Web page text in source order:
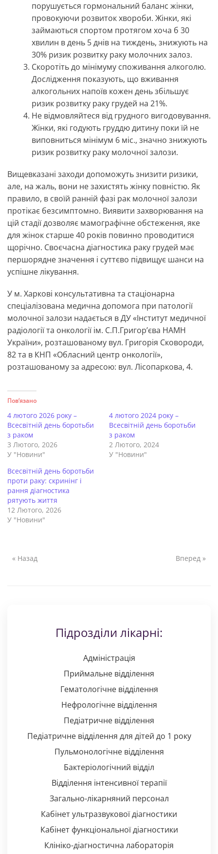
порушується гормональний баланс жінки,
провокуючи розвиток хвороби. Жінки, які
займаються спортом протягом хоча б 30
хвилин в день 5 днів на тиждень, знижують на
30% ризик розвитку раку молочних залоз.
Скоротіть до мінімуму споживання алкоголю.
Дослідження показують, що вживання
алкогольних напоїв кожен день збільшує
ризик розвитку раку грудей на 21%.
Не відмовляйтеся від грудного вигодовування.
Жінки, які годують груддю дитину поки їй не
виповниться мінімум 6 міс., значно знижують
ризик розвитку раку молочної залози.
Вищевказані заходи допоможуть знизити ризики,
але, на жаль, вони не захистять жінку повністю. Як
правило, в своїй ранній фазі рак молочної залози
протікає безсимптомно. Виявити захворювання на
цій стадії дозволяє мамографічне обстеження, яке
для жінок старше 40 років повинно проводитися
щорічно. Своєчасна діагностика раку грудей має
першорядне значення і суттєво підвищує шанси на
успішне лікування.
У м. Харкові консультативна та стаціонарна
спеціалізована медична допомога при патології
молочної залози надається в ДУ «Інститут медичної
радіології та онкології ім. С.П.Григор’єва НАМН
України», розташованому вул. Григорія Сковороди,
82 та в КНП «Обласний центр онкології»,
розташованому за адресою: вул. Лісопаркова, 4.
Пов’язано
4 лютого 2026 року –
Всесвітній день боротьби
з раком
3 Лютого, 2026
У "Новини"
4 лютого 2024 року –
Всесвітній день боротьби
з раком
2 Лютого, 2024
У "Новини"
Всесвітній день боротьби
проти раку: скринінг і
рання діагностика
рятують життя
12 Лютого, 2026
У "Новини"
« Назад Вперед »
Підрозділи лікарні:
Адміністрація
Приймальне відділення
Гематологічне відділення
Нефрологічне відділення
Педіатричне відділення
Педіатричне відділення для дітей до 1 року
Пульмонологічне відділення
Бактеріологічний відділ
Відділення інтенсивної терапії
Загально-лікарняний персонал
Кабінет ультразвукової діагностики
Кабінет функціональної діагностики
Клініко-діагностична лабораторія